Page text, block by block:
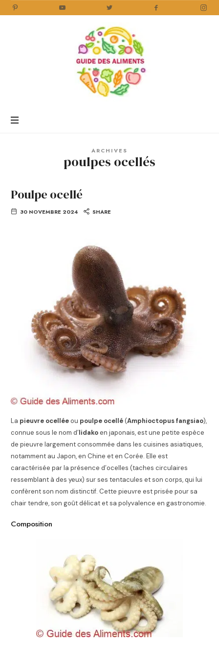
Aliments
ARCHIVES
poulpes ocellés
Poulpe ocellé
30 NOVEMBRE 2024 SHARE
La pieuvre ocelléeou poulpe ocellé(Amphioctopus fangsiao),
connue sous le nom d’Iidakoen japonais, est une petite espèce
de pieuvre largement consommée dans les cuisines asiatiques,
notamment au Japon, en Chine et en Corée. Elle est
caractérisée par la présence d’ocelles (taches circulaires
ressemblant à des yeux) sur ses tentacules et son corps, qui lui
confèrent son nom distinctif. Cette pieuvre est prisée pour sa
chair tendre, son goût délicat et sa polyvalence en gastronomie.
Composition